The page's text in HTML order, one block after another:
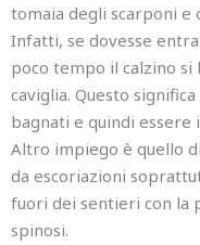
tomaia degli scarponi e
Infatti, se dovesse
poco tempo il calzino si
caviglia. Questo
bagnati e quindi essere
Altro impiego è quello
da escoriazioni
fuori dei sentieri con la
spinosi.